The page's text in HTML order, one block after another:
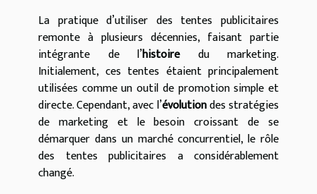
La pratique d’utiliser des tentes publicitaires
remonte à plusieurs décennies, faisant partie
intégrante de l’histoiredu marketing.
Initialement, ces tentes étaient principalement
utilisées comme un outil de promotion simple et
directe. Cependant, avec l’évolutiondes stratégies
de marketing et le besoin croissant de se
démarquer dans un marché concurrentiel, le rôle
des tentes publicitaires a considérablement
changé.